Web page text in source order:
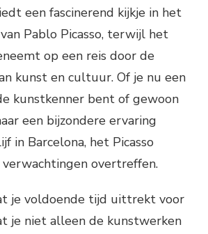
een fascinerend kijkje in het
Pablo Picasso, terwijl het
op een reis door de
kunst en cultuur. Of je nu een
kunstkenner bent of gewoon
een bijzondere ervaring
in Barcelona, het Picasso
overtreffen.
je voldoende tijd uittrekt voor
je niet alleen de kunstwerken